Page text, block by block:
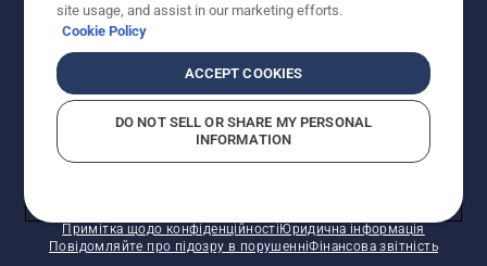
Примітка щодо конфіденційності Юридична інформація
Повідомляйте про підозру в порушенніФінансова звітність
site usage, and assist in our marketing efforts.
Cookie Policy
ACCEPT COOKIES
DO NOT SELL OR SHARE MY PERSONAL
INFORMATION